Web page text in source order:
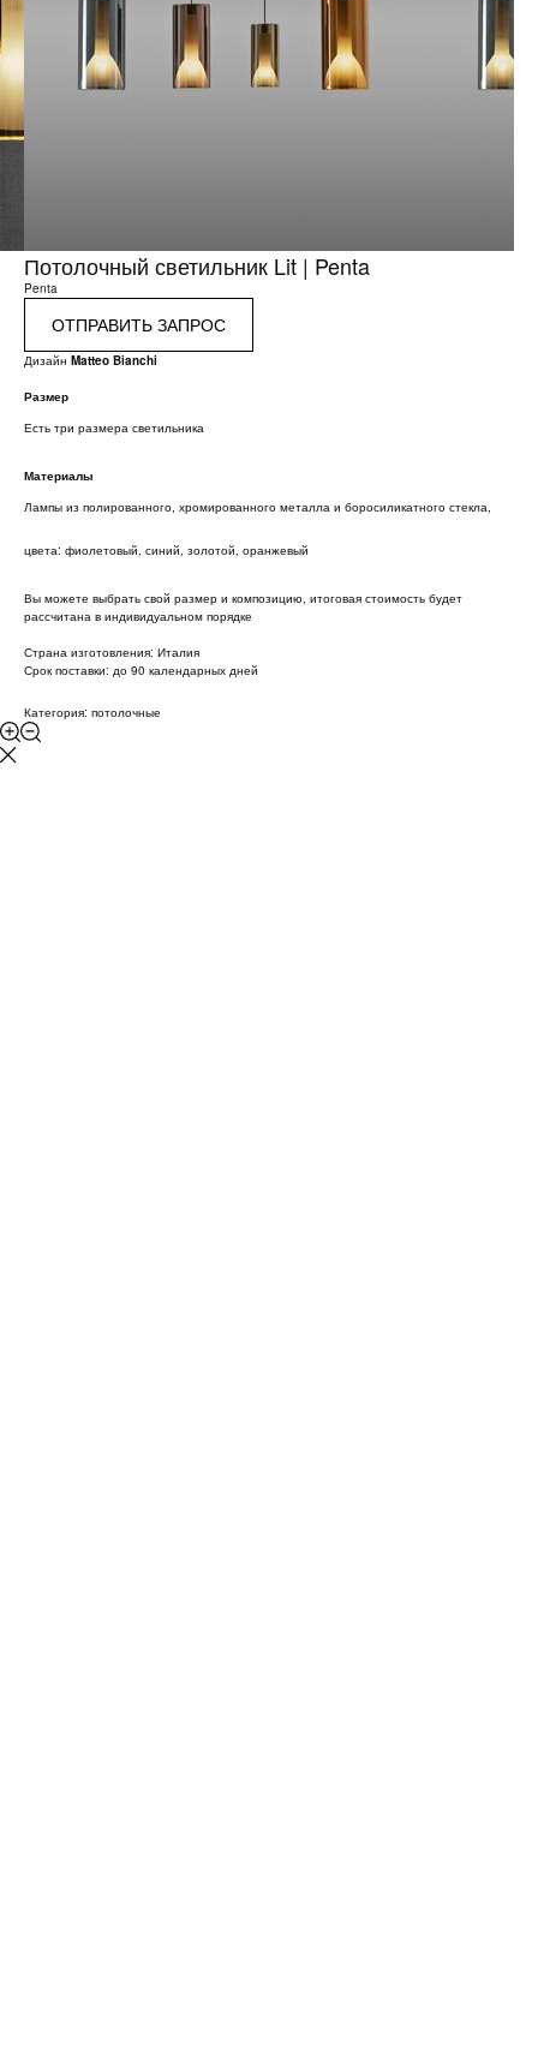
Потолочный светильник Lit | Penta
Penta
ОТПРАВИТЬ ЗАПРОС
Дизайн Matteo Bianchi
Размер
Есть три размера светильника
Материалы
Лампы из полированного, хромированного металла и боросиликатного стекла,
цвета: фиолетовый, синий, золотой, оранжевый
Вы можете выбрать свой размер и композицию, итоговая стоимость будет
рассчитана в индивидуальном порядке
Страна изготовления: Италия
Срок поставки: до 90 календарных дней
Категория: потолочные